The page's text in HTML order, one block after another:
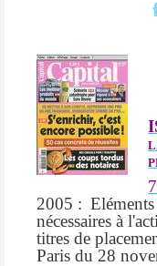
2005 :
nécessaires à
titres de
Paris du 28